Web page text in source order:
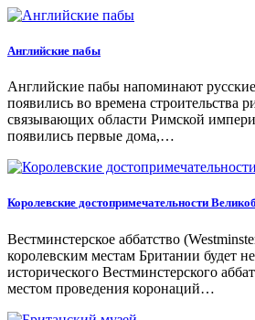
Английские пабы
Английские пабы напоминают
появились во времена строительства
связывающих области Римской
появились первые дома,…
Королевские достопримечательности
Вестминстерское аббатство
королевским местам Британии будет
исторического Вестминстерского
местом проведения коронаций…